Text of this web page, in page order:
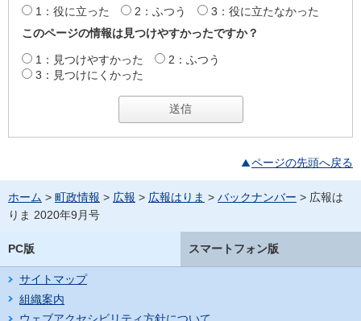
1：役に立った 2：ふつう
3：役に立たなかった
このページの情報は見つけやすかったですか？
1：見つけやすかった
2：ふつう
3：見つけにくかった
ページの先頭へ戻る
ホーム > 町政情報 > 広報 > 広報はりま > バックナンバー > 広報は
りま 2020年9月号
PC版 スマートフォン版
サイトマップ
組織案内